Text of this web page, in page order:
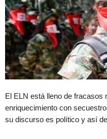
El ELN está lleno de fracasos
enriquecimiento con
su discurso es político y así